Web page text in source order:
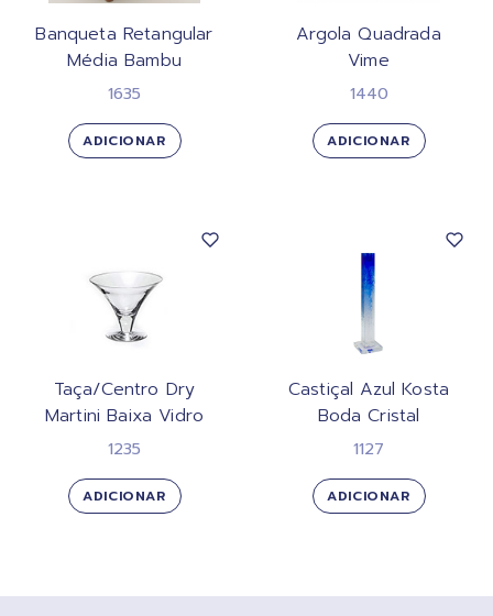
Banqueta Retangular
Média Bambu
1635
ADICIONAR
Argola Quadrada
Vime
1440
ADICIONAR
Taça/Centro Dry
Martini Baixa Vidro
1235
ADICIONAR
Castiçal Azul Kosta
Boda Cristal
1127
ADICIONAR